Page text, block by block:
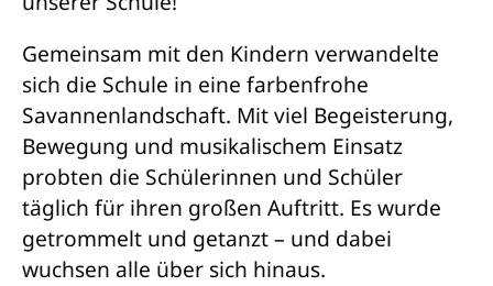
Gemeinsam mit den Kindern verwandelte
sich die Schule in eine farbenfrohe
Savannenlandschaft. Mit viel Begeisterung,
Bewegung und musikalischem Einsatz
probten die Schülerinnen und Schüler
täglich für ihren großen Auftritt. Es wurde
getrommelt und getanzt – und dabei
wuchsen alle über sich hinaus.